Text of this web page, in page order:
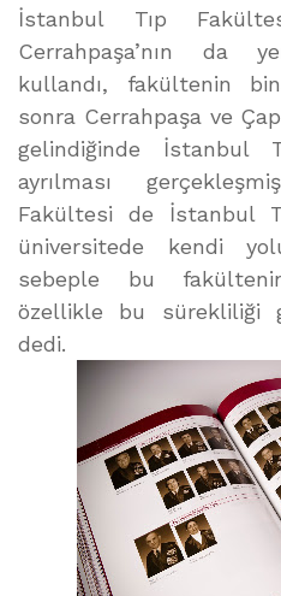
İstanbul Tıp
Cerrahpaşa’nın da
kullandı, fakültenin
sonra Cerrahpaşa ve
gelindiğinde İstanbul
ayrılması
Fakültesi de İstanbul
üniversitede kendi
sebeple bu
özellikle bu sürekliliği
dedi.